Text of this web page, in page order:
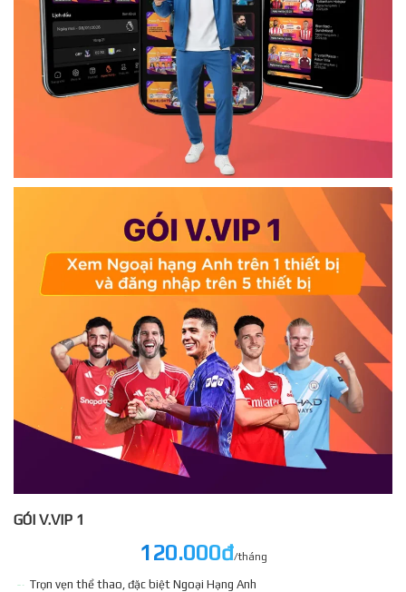
GÓI V.VIP 1
120.000đ/tháng
Trọn vẹn thể thao, đặc biệt Ngoại Hạng Anh